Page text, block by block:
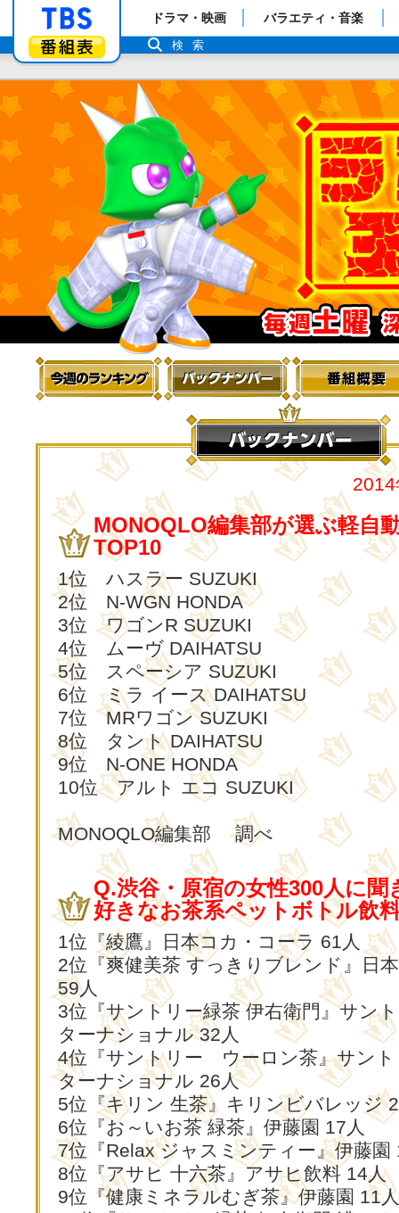
「TBSテレビ」トップページ
番組表
ドラマ・映画 バラエティ・音楽
検索
MONOQLO編集部が選ぶ軽自
TOP10
1位 ハスラー SUZUKI
2位 N-WGN HONDA
3位 ワゴンR SUZUKI
4位 ムーヴ DAIHATSU
5位 スペーシア SUZUKI
6位 ミラ イース DAIHATSU
7位 MRワゴン SUZUKI
8位 タント DAIHATSU
9位 N-ONE HONDA
10位 アルト エコ SUZUKI
MONOQLO編集部 調べ
Q.渋谷・原宿の女性300人に聞
好きなお茶系ペットボトル飲
1位『綾鷹』日本コカ・コーラ 61人
2位『爽健美茶 すっきりブレンド』日
59人
3位『サントリー緑茶 伊右衛門』サン
ターナショナル 32人
4位『サントリー ウーロン茶』サント
ターナショナル 26人
5位『キリン 生茶』キリンビバレッジ
6位『お～いお茶 緑茶』伊藤園 17人
7位『Relax ジャスミンティー』伊藤園
8位『アサヒ 十六茶』アサヒ飲料 14人
9位『健康ミネラルむぎ茶』伊藤園 11人